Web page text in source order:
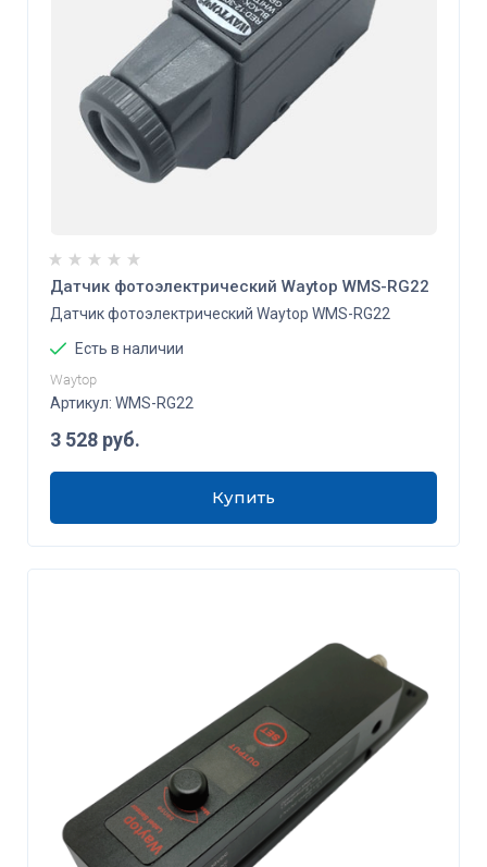
Датчик фотоэлектрический Waytop WMS-RG22
Датчик фотоэлектрический Waytop WMS-RG22
Есть в наличии
Waytop
Артикул: WMS-RG22
3 528 руб.
Купить